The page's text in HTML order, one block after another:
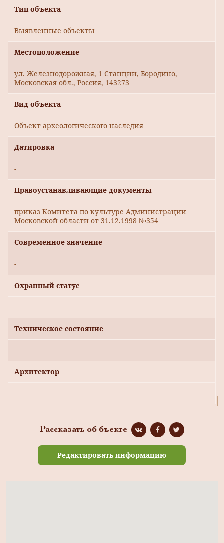
Тип объекта
Выявленные объекты
Местоположение
ул. Железнодорожная, 1 Станции, Бородино,
Московская обл., Россия, 143273
Вид объекта
Объект археологического наследия
Датировка
-
Правоустанавливающие документы
приказ Комитета по культуре Администрации
Московской области от 31.12.1998 №354
Современное значение
-
Охранный статус
-
Техническое состояние
-
Архитектор
-
Рассказать об бъекте
Редактировать информацию